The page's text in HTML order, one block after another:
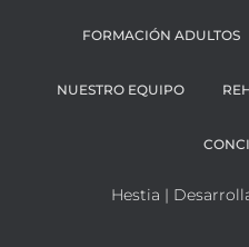
FORMACIÓN ADULTOS
NUESTRO EQUIPO
Hestia |